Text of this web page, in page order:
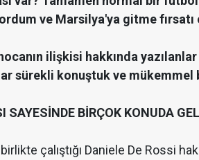
ve Marsilya'ya gitme fırsatı
ilişkisi hakkında
sürekli konuştuk ve mükemmel
SAYESİNDE BİRÇOK KONUDA
çalıştığı Daniele De Rossi